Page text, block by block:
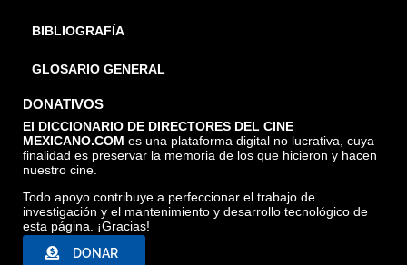
BIBLIOGRAFÍA
GLOSARIO GENERAL
DONATIVOS
El DICCIONARIO DE DIRECTORES DEL CINE
MEXICANO.COM es una plataforma digital no lucrativa, cuya
finalidad es preservar la memoria de los que hicieron y hacen
nuestro cine.
Todo apoyo contribuye a perfeccionar el trabajo de
investigación y el mantenimiento y desarrollo tecnológico de
esta página. ¡Gracias!
DONAR